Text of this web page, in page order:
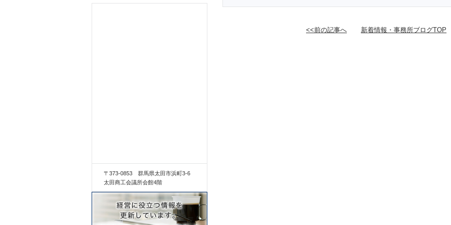
<<前の記事へ 新着情報・事務所ブログTOP
〒373-0853 群馬県太田市浜町3-6
太田商工会議所会館4階